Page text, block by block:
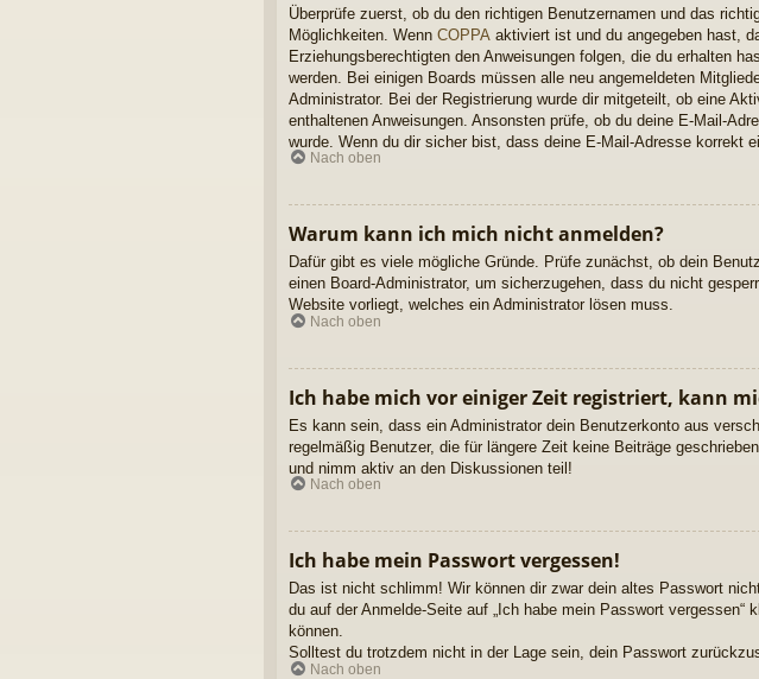
Überprüfe zuerst, ob du den richtigen Benutzernamen und das
Möglichkeiten. Wenn COPPA aktiviert ist und du angegeben hast,
Erziehungsberechtigten den Anweisungen folgen, die du erhalten
werden. Bei einigen Boards müssen alle neu angemeldeten
Administrator. Bei der Registrierung wurde dir mitgeteilt, ob eine
enthaltenen Anweisungen. Ansonsten prüfe, ob du deine E-Mail-
wurde. Wenn du dir sicher bist, dass deine E-Mail-Adresse korrekt
Nach oben
Warum kann ich mich nicht anmelden?
Dafür gibt es viele mögliche Gründe. Prüfe zunächst, ob dein
einen Board-Administrator, um sicherzugehen, dass du nicht
Website vorliegt, welches ein Administrator lösen muss.
Nach oben
Ich habe mich vor einiger Zeit registriert, kann
Es kann sein, dass ein Administrator dein Benutzerkonto aus
regelmäßig Benutzer, die für längere Zeit keine Beiträge
und nimm aktiv an den Diskussionen teil!
Nach oben
Ich habe mein Passwort vergessen!
Das ist nicht schlimm! Wir können dir zwar dein altes Passwort
du auf der Anmelde-Seite auf „Ich habe mein Passwort
können.
Solltest du trotzdem nicht in der Lage sein, dein Passwort
Nach oben